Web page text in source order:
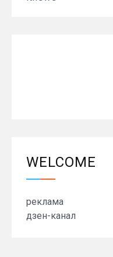
WELCOME
реклама
дзен-канал